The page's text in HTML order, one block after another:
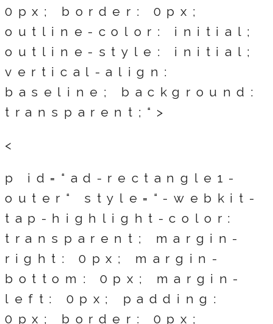
0px; border: 0px;
outline-color: initial;
outline-style: initial;
vertical-align:
baseline; background:
transparent;“>
<
p id=“ad-rectangle1-
outer“ style=“-webkit-
tap-highlight-color:
transparent; margin-
right: 0px; margin-
bottom: 0px; margin-
left: 0px; padding:
0px; border: 0px;